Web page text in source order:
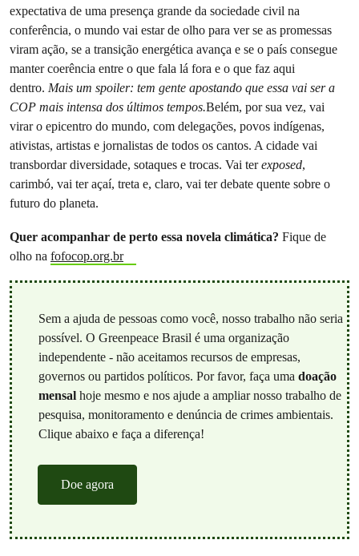
expectativa de uma presença grande da sociedade civil na
conferência, o mundo vai estar de olho para ver se as promessas
viram ação, se a transição energética avança e se o país consegue
manter coerência entre o que fala lá fora e o que faz aqui
dentro. Mais um spoiler: tem gente apostando que essa vai ser a
COP mais intensa dos últimos tempos.Belém, por sua vez, vai
virar o epicentro do mundo, com delegações, povos indígenas,
ativistas, artistas e jornalistas de todos os cantos. A cidade vai
transbordar diversidade, sotaques e trocas. Vai terexposed,
carimbó, vai ter açaí, treta e, claro, vai ter debate quente sobre o
futuro do planeta.
Quer acompanhar de perto essa novela climática? Fique de
olho na fofocop.org.br
Sem a ajuda de pessoas como você, nosso trabalho não seria
possível. O Greenpeace Brasil é uma organização
independente - não aceitamos recursos de empresas,
governos ou partidos políticos. Por favor, faça uma doação
mensalhoje mesmo e nos ajude a ampliar nosso trabalho de
pesquisa, monitoramento e denúncia de crimes ambientais.
Clique abaixo e faça a diferença!
Doe agora